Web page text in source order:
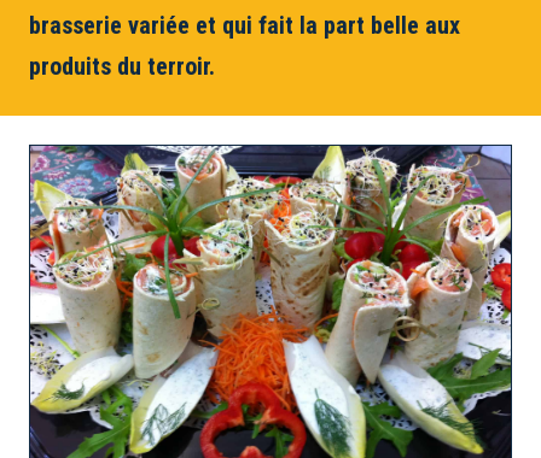
brasserie variée et qui fait la part belle aux
produits du terroir.